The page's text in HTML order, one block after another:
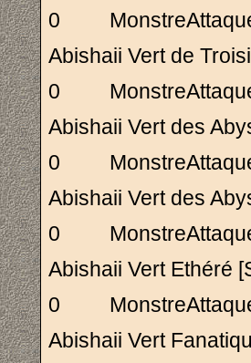
0
Abishaii Vert de
0
Abishaii Vert
0
Abishaii Vert des
0
Abishaii Vert
0
Abishaii Vert